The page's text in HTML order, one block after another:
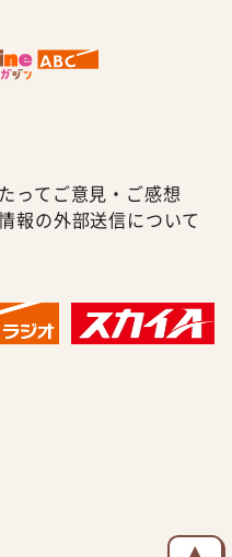
って ご意見・ご感想
報の外部送信について